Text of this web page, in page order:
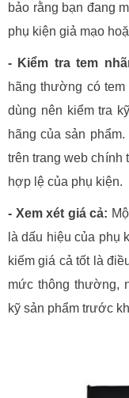
bảo rằng bạn đang
phụ kiện giả mạo
- Kiểm tra tem
hãng thường có
dùng nên kiểm tra
hãng của sản
trên trang web chính
hợp lệ của phụ kiện.
- Xem xét giá cả:
là dấu hiệu của phụ
kiếm giá cả tốt là
mức thông thường,
kỹ sản phẩm trước